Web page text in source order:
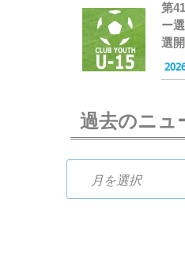
第
ー
選
過去のニュ